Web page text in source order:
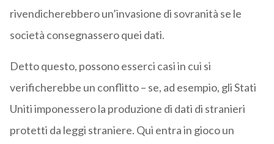
rivendicherebbero un’invasione di sovranità se le
società consegnassero quei dati.
Detto questo, possono esserci casi in cui si
verificherebbe un conflitto – se, ad esempio, gli Stati
Uniti imponessero la produzione di dati di stranieri
protetti da leggi straniere. Qui entra in gioco un